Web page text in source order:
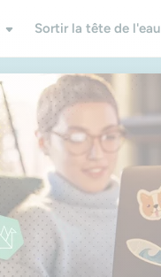
Sortir la tête de l'eau